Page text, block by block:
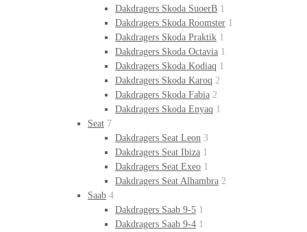
Dakdragers Skoda SuoerB 1
Dakdragers Skoda Roomster 1
Dakdragers Skoda Praktik 1
Dakdragers Skoda Octavia 1
Dakdragers Skoda Kodiaq 1
Dakdragers Skoda Karoq 2
Dakdragers Skoda Fabia 2
Dakdragers Skoda Enyaq 1
Seat 7
Dakdragers Seat Leon 3
Dakdragers Seat Ibiza 1
Dakdragers Seat Exeo 1
Dakdragers Seat Alhambra 2
Saab 4
Dakdragers Saab 9-5 1
Dakdragers Saab 9-4 1